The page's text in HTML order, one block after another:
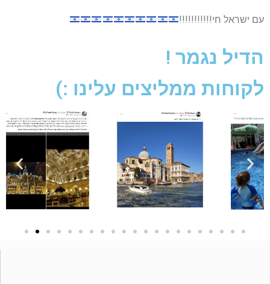
עם ישראל חי!!!!!!!!!!!
הדיל נגמר !
לקוחות ממליצים עלינו :)